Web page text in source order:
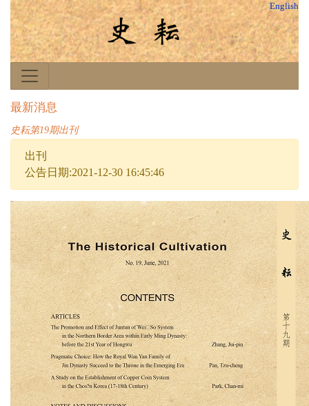
English
最新消息
史耘第19期出刊
出刊
公告日期:2021-12-30 16:45:46